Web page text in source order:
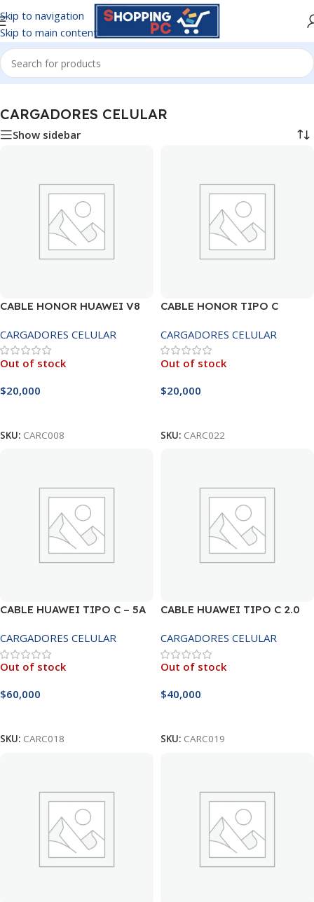
Skip to navigation
Skip to main content
Inicio/CARGADORES CELULAR
CARGADORES CELULAR
Show sidebar
CABLE HONOR HUAWEI V8
CARGADORES CELULAR
Out of stock
$20,000
SKU: CARC008
CABLE HONOR TIPO C
CARGADORES CELULAR
Out of stock
$20,000
SKU: CARC022
CABLE HUAWEI TIPO C – 5A
CARGADORES CELULAR
Out of stock
$60,000
SKU: CARC018
CABLE HUAWEI TIPO C 2.0
CARGADORES CELULAR
Out of stock
$40,000
SKU: CARC019